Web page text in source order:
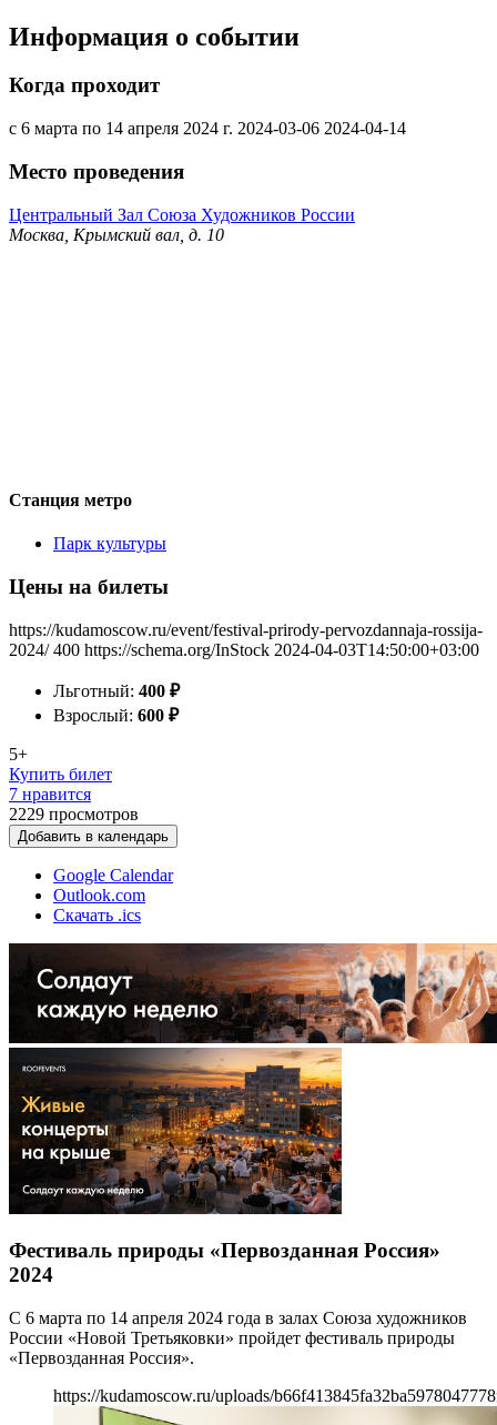
Информация о событии
Когда проходит
с 6 марта по 14 апреля 2024 г. 2024-03-06 2024-04-14
Место проведения
Центральный Зал Союза Художников России
Москва, Крымский вал, д. 10
Станция метро
Парк культуры
Цены на билеты
https://kudamoscow.ru/event/festival-prirody-pervozdannaja-rossija-
2024/ 400 https://schema.org/InStock 2024-04-03T14:50:00+03:00
Льготный: 400 ₽
Взрослый: 600 ₽
5+
Купить билет
7 нравится
2229 просмотров
Добавить в календарь
Google Calendar
Outlook.com
Скачать .ics
Фестиваль природы «Первозданная Россия»
2024
С 6 марта по 14 апреля 2024 года в залах Союза художников
России «Новой Третьяковки» пройдет фестиваль природы
«Первозданная Россия».
https://kudamoscow.ru/uploads/